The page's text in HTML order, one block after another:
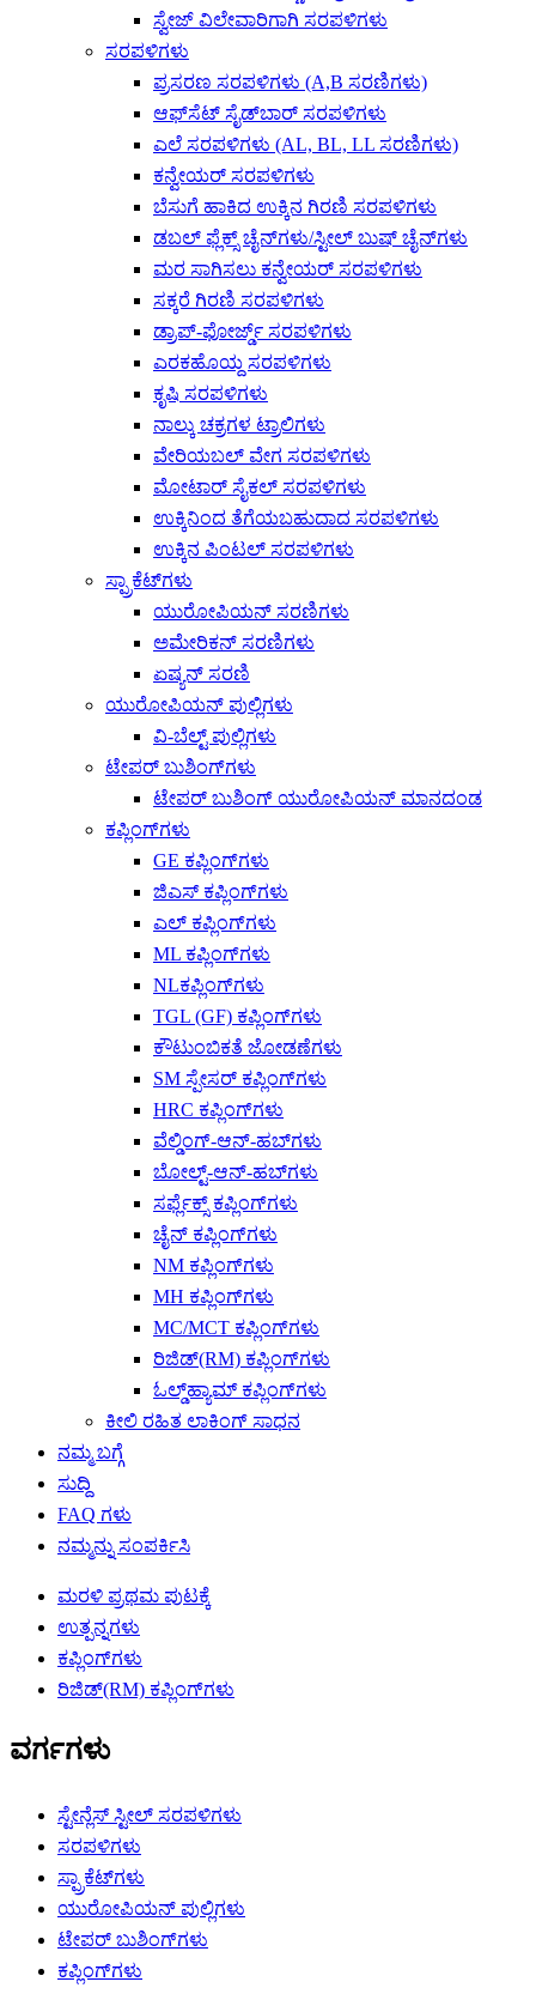
ಸ್ವೇಜ್ ವಿಲೇವಾರಿಗಾಗಿ ಸರಪಳಿಗಳು
ಸರಪಳಿಗಳು
ಪ್ರಸರಣ ಸರಪಳಿಗಳು (A,B ಸರಣಿಗಳು)
ಆಫ್‌ಸೆಟ್ ಸೈಡ್‌ಬಾರ್ ಸರಪಳಿಗಳು
ಎಲೆ ಸರಪಳಿಗಳು (AL, BL, LL ಸರಣಿಗಳು)
ಕನ್ವೇಯರ್ ಸರಪಳಿಗಳು
ಬೆಸುಗೆ ಹಾಕಿದ ಉಕ್ಕಿನ ಗಿರಣಿ ಸರಪಳಿಗಳು
ಡಬಲ್ ಫ್ಲೆಕ್ಸ್ ಚೈನ್‌ಗಳು/ಸ್ಟೀಲ್ ಬುಷ್ ಚೈನ್‌ಗಳು
ಮರ ಸಾಗಿಸಲು ಕನ್ವೇಯರ್ ಸರಪಳಿಗಳು
ಸಕ್ಕರೆ ಗಿರಣಿ ಸರಪಳಿಗಳು
ಡ್ರಾಪ್-ಫೋರ್ಜ್ಡ್ ಸರಪಳಿಗಳು
ಎರಕಹೊಯ್ದ ಸರಪಳಿಗಳು
ಕೃಷಿ ಸರಪಳಿಗಳು
ನಾಲ್ಕು ಚಕ್ರಗಳ ಟ್ರಾಲಿಗಳು
ವೇರಿಯಬಲ್ ವೇಗ ಸರಪಳಿಗಳು
ಮೋಟಾರ್ ಸೈಕಲ್ ಸರಪಳಿಗಳು
ಉಕ್ಕಿನಿಂದ ತೆಗೆಯಬಹುದಾದ ಸರಪಳಿಗಳು
ಉಕ್ಕಿನ ಪಿಂಟಲ್ ಸರಪಳಿಗಳು
ಸ್ಪ್ರಾಕೆಟ್‌ಗಳು
ಯುರೋಪಿಯನ್ ಸರಣಿಗಳು
ಅಮೇರಿಕನ್ ಸರಣಿಗಳು
ಏಷ್ಯನ್ ಸರಣಿ
ಯುರೋಪಿಯನ್ ಪುಲ್ಲಿಗಳು
ವಿ-ಬೆಲ್ಟ್ ಪುಲ್ಲಿಗಳು
ಟೇಪರ್ ಬುಶಿಂಗ್‌ಗಳು
ಟೇಪರ್ ಬುಶಿಂಗ್ ಯುರೋಪಿಯನ್ ಮಾನದಂಡ
ಕಪ್ಲಿಂಗ್‌ಗಳು
GE ಕಪ್ಲಿಂಗ್‌ಗಳು
ಜಿಎಸ್ ಕಪ್ಲಿಂಗ್‌ಗಳು
ಎಲ್ ಕಪ್ಲಿಂಗ್‌ಗಳು
ML ಕಪ್ಲಿಂಗ್‌ಗಳು
NLಕಪ್ಲಿಂಗ್‌ಗಳು
TGL (GF) ಕಪ್ಲಿಂಗ್‌ಗಳು
ಕೌಟುಂಬಿಕತೆ ಜೋಡಣೆಗಳು
SM ಸ್ಪೇಸರ್ ಕಪ್ಲಿಂಗ್‌ಗಳು
HRC ಕಪ್ಲಿಂಗ್‌ಗಳು
ವೆಲ್ಡಿಂಗ್-ಆನ್-ಹಬ್‌ಗಳು
ಬೋಲ್ಟ್-ಆನ್-ಹಬ್‌ಗಳು
ಸರ್ಫ್ಲೆಕ್ಸ್ ಕಪ್ಲಿಂಗ್‌ಗಳು
ಚೈನ್ ಕಪ್ಲಿಂಗ್‌ಗಳು
NM ಕಪ್ಲಿಂಗ್‌ಗಳು
MH ಕಪ್ಲಿಂಗ್‌ಗಳು
MC/MCT ಕಪ್ಲಿಂಗ್‌ಗಳು
ರಿಜಿಡ್(RM) ಕಪ್ಲಿಂಗ್‌ಗಳು
ಓಲ್ಡ್‌ಹ್ಯಾಮ್ ಕಪ್ಲಿಂಗ್‌ಗಳು
ಕೀಲಿ ರಹಿತ ಲಾಕಿಂಗ್ ಸಾಧನ
ನಮ್ಮ ಬಗ್ಗೆ
ಸುದ್ದಿ
FAQ ಗಳು
ನಮ್ಮನ್ನು ಸಂಪರ್ಕಿಸಿ
ಮರಳಿ ಪ್ರಥಮ ಪುಟಕ್ಕೆ
ಉತ್ಪನ್ನಗಳು
ಕಪ್ಲಿಂಗ್‌ಗಳು
ರಿಜಿಡ್(RM) ಕಪ್ಲಿಂಗ್‌ಗಳು
ವರ್ಗಗಳು
ಸ್ಟೇನ್ಲೆಸ್ ಸ್ಟೀಲ್ ಸರಪಳಿಗಳು
ಸರಪಳಿಗಳು
ಸ್ಪ್ರಾಕೆಟ್‌ಗಳು
ಯುರೋಪಿಯನ್ ಪುಲ್ಲಿಗಳು
ಟೇಪರ್ ಬುಶಿಂಗ್‌ಗಳು
ಕಪ್ಲಿಂಗ್‌ಗಳು